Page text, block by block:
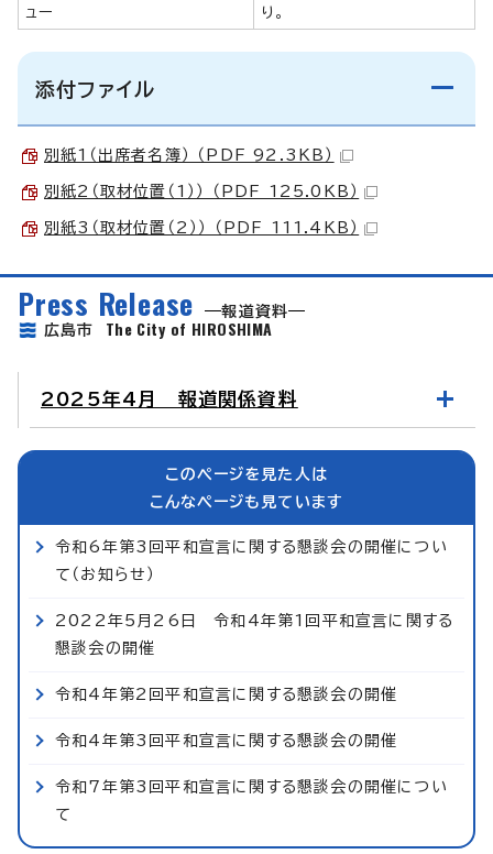
ュー
り。
添付ファイル
別紙1（出席者名簿） （PDF 92.3KB）
別紙2（取材位置（1）） （PDF 125.0KB）
別紙3（取材位置（2）） （PDF 111.4KB）
Press Release
報道資料
広島市 The City of HIROSHIMA
2025年4月 報道関係資料
このページを見た人は
こんなページも見ています
令和6年第3回平和宣言に関する懇談会の開催につい
て（お知らせ）
2022年5月26日 令和4年第1回平和宣言に関する
懇談会の開催
令和4年第2回平和宣言に関する懇談会の開催
令和4年第3回平和宣言に関する懇談会の開催
令和7年第3回平和宣言に関する懇談会の開催につい
て